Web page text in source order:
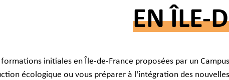
EN ÎLE-
initiales en Île-de-France proposées par un
écologique ou vous préparer à l'intégration des